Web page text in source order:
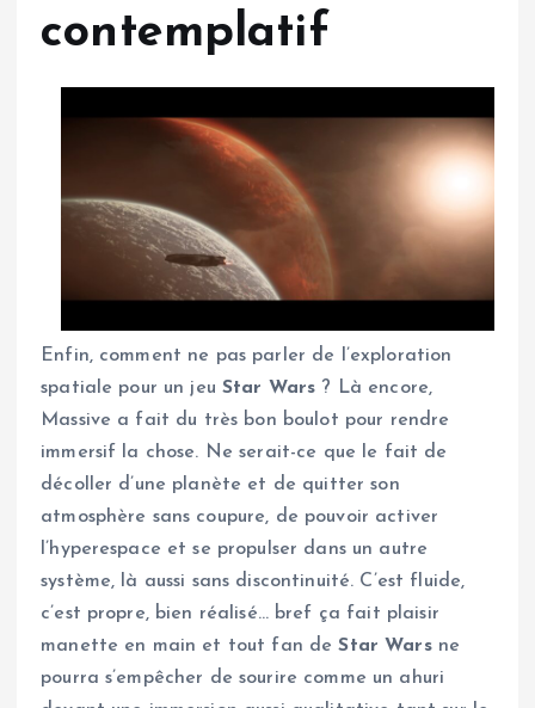
contemplatif
Enfin, comment ne pas parler de l’exploration
spatiale pour un jeuStar Wars ? Là encore,
Massive a fait du très bon boulot pour rendre
immersif la chose. Ne serait-ce que le fait de
décoller d’une planète et de quitter son
atmosphère sans coupure, de pouvoir activer
l’hyperespace et se propulser dans un autre
système, là aussi sans discontinuité. C’est fluide,
c’est propre, bien réalisé… bref ça fait plaisir
manette en main et tout fan deStar Warsne
pourra s’empêcher de sourire comme un ahuri